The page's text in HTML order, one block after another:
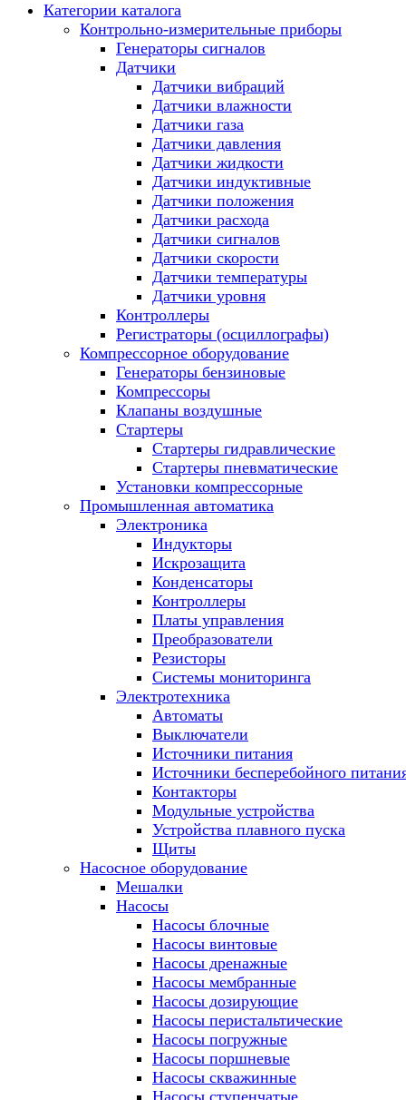
Категории каталога
Контрольно-измерительные приборы
Генераторы сигналов
Датчики
Датчики вибраций
Датчики влажности
Датчики газа
Датчики давления
Датчики жидкости
Датчики индуктивные
Датчики положения
Датчики расхода
Датчики сигналов
Датчики скорости
Датчики температуры
Датчики уровня
Контроллеры
Регистраторы (осциллографы)
Компрессорное оборудование
Генераторы бензиновые
Компрессоры
Клапаны воздушные
Стартеры
Стартеры гидравлические
Стартеры пневматические
Установки компрессорные
Промышленная автоматика
Электроника
Индукторы
Искрозащита
Конденсаторы
Контроллеры
Платы управления
Преобразователи
Резисторы
Системы мониторинга
Электротехника
Автоматы
Выключатели
Источники питания
Источники бесперебойного
Контакторы
Модульные устройства
Устройства плавного пуска
Щиты
Насосное оборудование
Мешалки
Насосы
Насосы блочные
Насосы винтовые
Насосы дренажные
Насосы мембранные
Насосы дозирующие
Насосы перистальтические
Насосы погружные
Насосы поршневые
Насосы скважинные
Насосы ступенчатые